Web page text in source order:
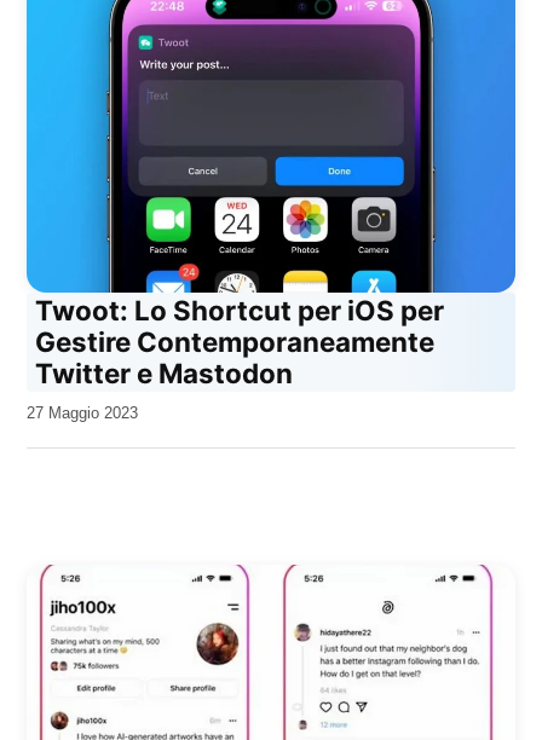
Twoot: Lo Shortcut per iOS per
Gestire Contemporaneamente
Twitter e Mastodon
da
27 Maggio 2023